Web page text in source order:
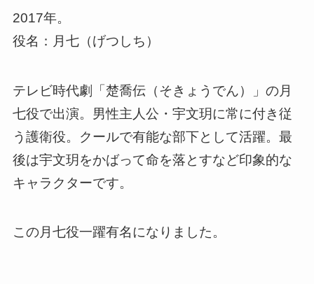
2017年。
役名：月七（げつしち）
テレビ時代劇「楚喬伝（そきょうでん）」の月
七役で出演。男性主人公・宇文玥に常に付き従
う護衛役。クールで有能な部下として活躍。最
後は宇文玥をかばって命を落とすなど印象的な
キャラクターです。
この月七役一躍有名になりました。